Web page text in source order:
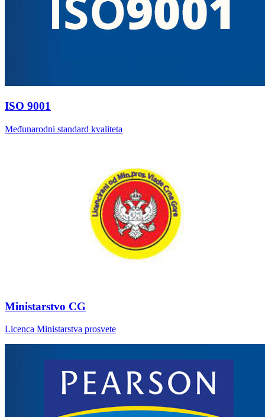
ISO 9001
Međunarodni standard kvaliteta
Ministarstvo CG
Licenca Ministarstva prosvete